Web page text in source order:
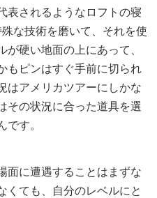
されるようなロフトの寝
な技術を磨いて、それを使
硬い地面の上にあって、
もピンはすぐ手前に切られ
はアメリカツアーにしかな
その状況に合った道具を選
す。
に遭遇することはまずな
くても、自分のレベルにと